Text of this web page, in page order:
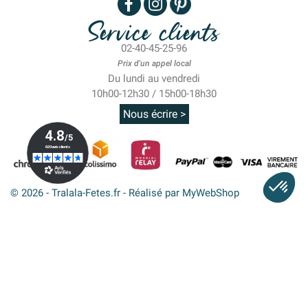
Service clients
02-40-45-25-96
Prix d'un appel local
Du lundi au vendredi
10h00-12h30 / 15h00-18h30
Nous écrire >
© 2026 - Tralala-Fetes.fr - Réalisé par MyWebShop